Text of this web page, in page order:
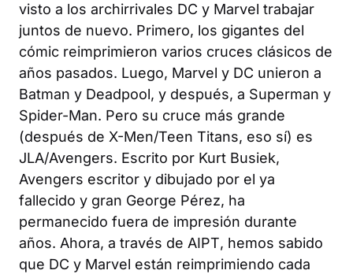
visto a los archirrivales DC y Marvel trabajar
juntos de nuevo. Primero, los gigantes del
cómic reimprimieron varios cruces clásicos de
años pasados. Luego, Marvel y DC unieron a
Batman y Deadpool, y después, a Superman y
Spider-Man. Pero su cruce más grande
(después de X-Men/Teen Titans, eso sí) es
JLA/Avengers. Escrito por Kurt Busiek,
Avengers escritor y dibujado por el ya
fallecido y gran George Pérez, ha
permanecido fuera de impresión durante
años. Ahora, a través de AIPT, hemos sabido
que DC y Marvel están reimprimiendo cada